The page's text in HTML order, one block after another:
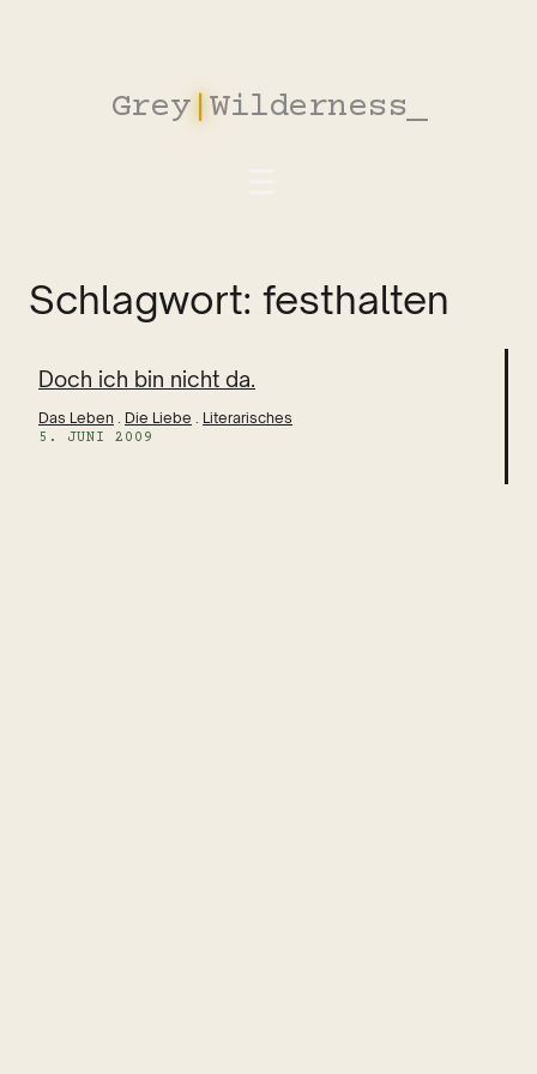
Grey|Wilderness
Schlagwort: festhalten
Doch ich bin nicht da.
Das Leben . Die Liebe . Literarisches
5. JUNI 2009